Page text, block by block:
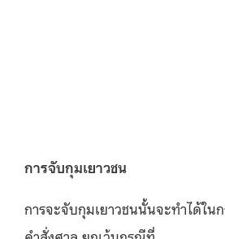
การจับกุมเยาวชน
การจะจับกุมเยาวชนนั้นจะทำได้ใ